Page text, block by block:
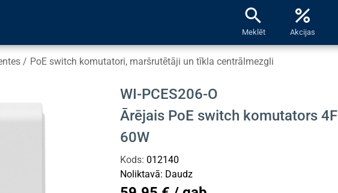
search
Meklēt
percent
Akcijas
/ PoE switch komutatori, maršrutētāji un tīkla centrālmezgli
WI-PCES206-O
Ārējais PoE switch komutators
60W
Kods: 012140
Noliktavā: Daudz